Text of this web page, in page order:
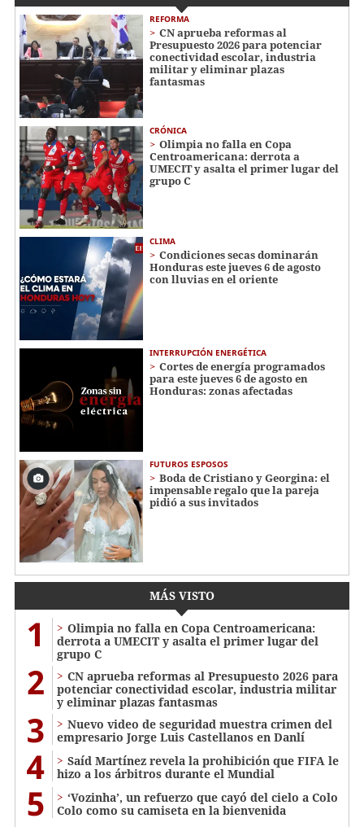
REFORMA
CN aprueba reformas al
Presupuesto 2026 para potenciar
conectividad escolar, industria
militar y eliminar plazas
fantasmas
CRÓNICA
Olimpia no falla en Copa
Centroamericana: derrota a
UMECIT y asalta el primer lugar del
grupo C
CLIMA
Condiciones secas dominarán
Honduras este jueves 6 de agosto
con lluvias en el oriente
INTERRUPCIÓN ENERGÉTICA
Cortes de energía programados
para este jueves 6 de agosto en
Honduras: zonas afectadas
FUTUROS ESPOSOS
Boda de Cristiano y Georgina: el
impensable regalo que la pareja
pidió a sus invitados
MÁS VISTO
1
Olimpia no falla en Copa Centroamericana:
derrota a UMECIT y asalta el primer lugar del
grupo C
2
CN aprueba reformas al Presupuesto 2026 para
potenciar conectividad escolar, industria militar
y eliminar plazas fantasmas
3
Nuevo video de seguridad muestra crimen del
empresario Jorge Luis Castellanos en Danlí
4
Saíd Martínez revela la prohibición que FIFA le
hizo a los árbitros durante el Mundial
5
‘Vozinha’, un refuerzo que cayó del cielo a Colo
Colo como su camiseta en la bienvenida